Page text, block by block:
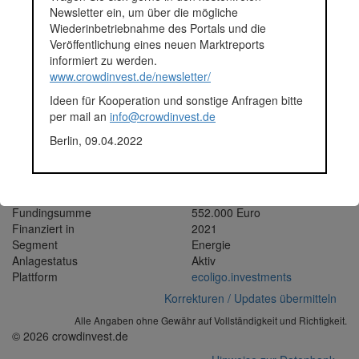
entgegenzuwirken und eine stabile Stromversorgung
sicherzustellen, hat sich die International Central Gospel Church
dazu entschieden, neben einer Investition in eine
unterbrechungsfreie Stromversorgung (UPS System), zudem auf
Solarenergie umzusteigen. Der Neubau des Christ Temples, der
sich zurzeit in der Bauphase befindet, soll nun mit einer großen
Solaranlage mit einer Kapazität von 500 kWp ausgestattet
werden. Sie trägt einerseits dazu bei, die Kirchengemeinde mit
sauberer Energie zu versorgen und ermöglicht es andererseits,
hinaus können über die Gesamtlebensdauer der Anlage 6.512
Fundingsumme
552.000 Euro
Finanziert in
2021
Segment
Energie
Anlagestatus
Aktiv
Plattform
ecoligo.investments
Korrekturen / Updates übermitteln
Alle Angaben ohne Gewähr auf Vollständigkeit und Richtigkeit.
© 2026 crowdinvest.de
Newsletter ein, um über die mögliche
Wiederinbetriebnahme des Portals und die
Veröffentlichung eines neuen Marktreports
informiert zu werden.
www.crowdinvest.de/newsletter/
Ideen für Kooperation und sonstige Anfragen bitte
per mail an info@crowdinvest.de
Berlin, 09.04.2022